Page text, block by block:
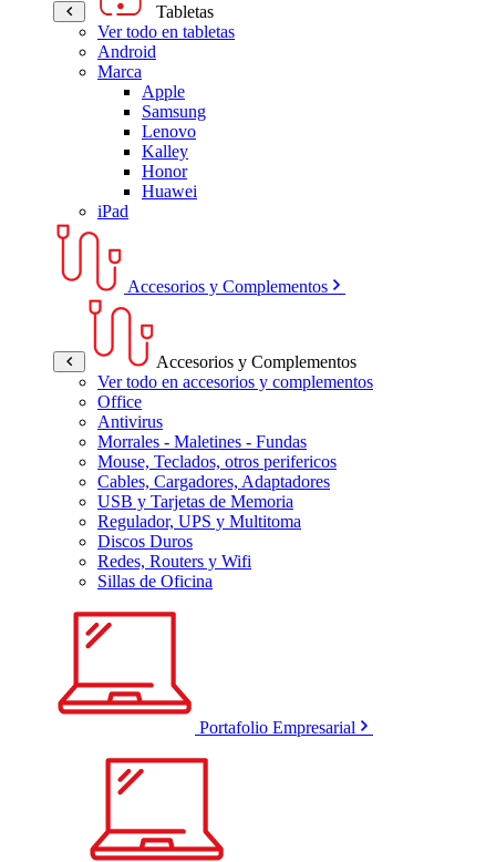
Tabletas
Ver todo en tabletas
Android
Marca
Apple
Samsung
Lenovo
Kalley
Honor
Huawei
iPad
Accesorios y Complementos
Accesorios y Complementos
Ver todo en accesorios y complementos
Office
Antivirus
Morrales - Maletines - Fundas
Mouse, Teclados, otros perifericos
Cables, Cargadores, Adaptadores
USB y Tarjetas de Memoria
Regulador, UPS y Multitoma
Discos Duros
Redes, Routers y Wifi
Sillas de Oficina
Portafolio Empresarial